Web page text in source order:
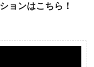
ョンはこちら！